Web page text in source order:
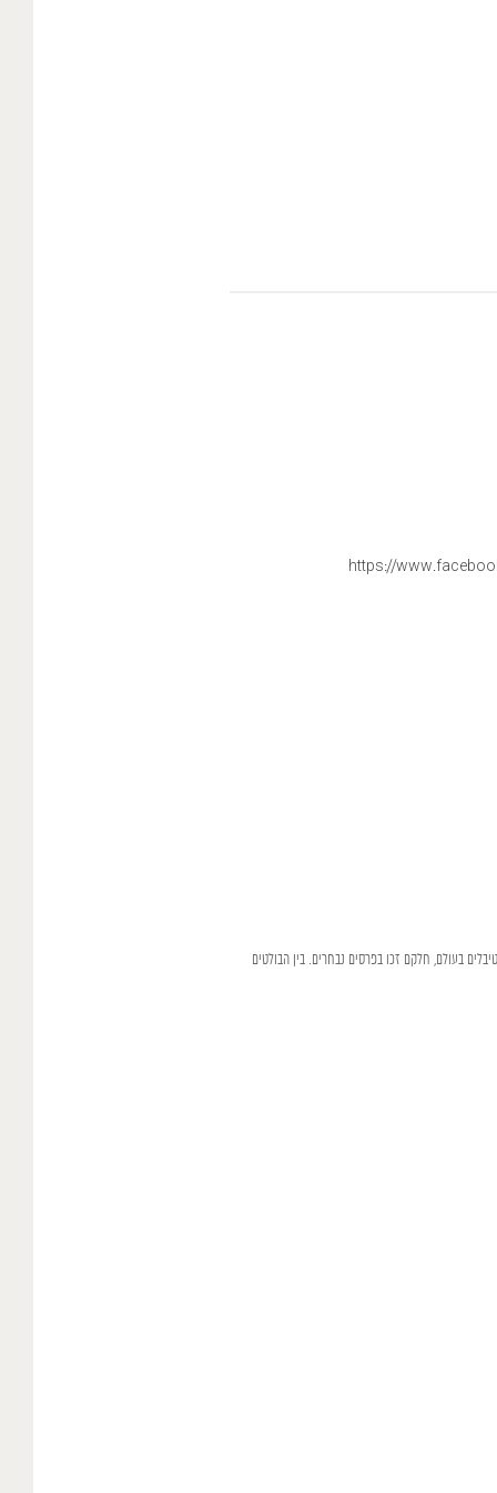
https://
בעולם, חלקם זכו בפרסים נבחרים. בין הבולטים